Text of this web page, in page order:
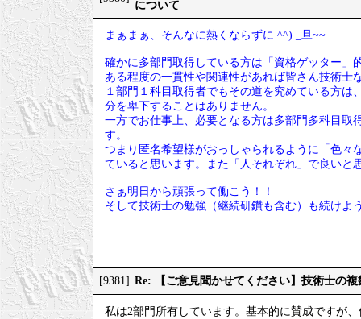
について
まぁまぁ、そんなに熱くならずに ^^) _旦~~
確かに多部門取得している方は「資格ゲッター」
ある程度の一貫性や関連性があれば皆さん技術士
１部門１科目取得者でもその道を究めている方
分を卑下することはありません。
一方でお仕事上、必要となる方は多部門多科目取
す。
つまり匿名希望様がおっしゃられるように「色々
ていると思います。また「人それぞれ」で良いと
さぁ明日から頑張って働こう！！
そして技術士の勉強（継続研鑽も含む）も続けよ
[9381] Re: 【ご意見聞かせてください】技術士の
私は2部門所有しています。基本的に賛成ですが